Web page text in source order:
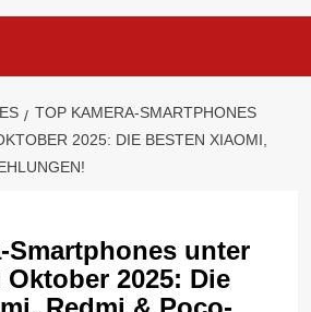
TOP KAMERA-SMARTPHONES
2025: DIE BESTEN XIAOMI,
Smartphones unter
2025: Die